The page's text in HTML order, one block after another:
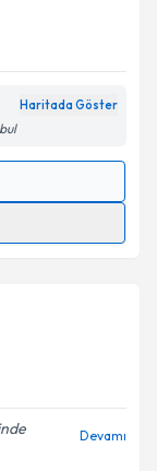
Haritada Göster
Devamı